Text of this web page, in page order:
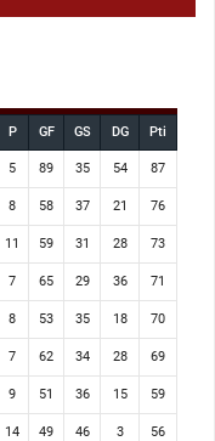
P GF GS DG Pti
5 89 35 54 87
8 58 37 21 76
11 59 31 28 73
7 65 29 36 71
8 53 35 18 70
7 62 34 28 69
9 51 36 15 59
14 49 46 3 56